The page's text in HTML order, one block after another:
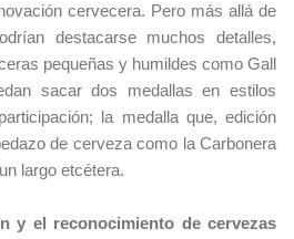
cervecera. Pero más allá de
destacarse muchos detalles,
pequeñas y humildes como Gall
sacar dos medallas en estilos
la medalla que, edición
de cerveza como la Carbonera
largo etcétera.
y el reconocimiento de cervezas